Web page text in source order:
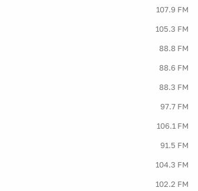
107.9 FM
105.3 FM
88.8 FM
88.6 FM
88.3 FM
97.7 FM
106.1 FM
91.5 FM
104.3 FM
102.2 FM